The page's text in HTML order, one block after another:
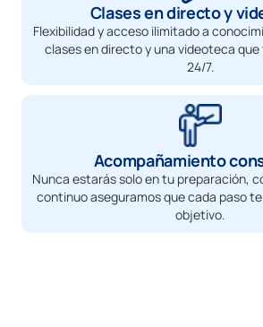
Clases en directo y
Flexibilidad y acceso ilimitado a
clases en directo y una videoteca
24/7.
Acompañamiento
Nunca estarás solo en tu preparación,
continuo aseguramos que cada paso
objetivo.